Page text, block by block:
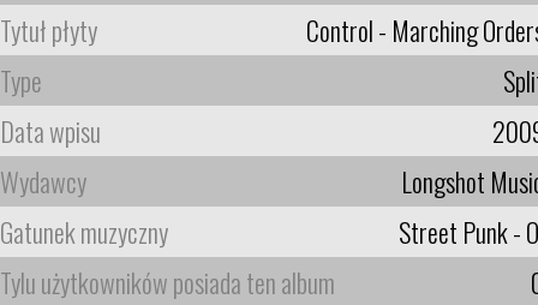
Tytuł płyty
Control - Marching
Type
Data wpisu
Wydawcy
Longshot
Gatunek muzyczny
Street Punk -
Tylu użytkowników posiada ten album